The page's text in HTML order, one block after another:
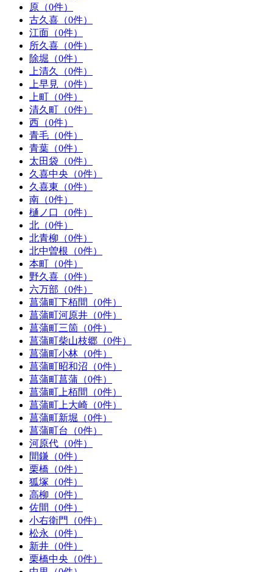
原（0件）
古久喜（0件）
江面（0件）
所久喜（0件）
除堀（0件）
上清久（0件）
上早見（0件）
上町（0件）
清久町（0件）
西（0件）
青毛（0件）
青葉（0件）
太田袋（0件）
久喜中央（0件）
久喜東（0件）
南（0件）
樋ノ口（0件）
北（0件）
北青柳（0件）
北中曽根（0件）
本町（0件）
野久喜（0件）
六万部（0件）
菖蒲町下栢間（0件）
菖蒲町河原井（0件）
菖蒲町三箇（0件）
菖蒲町柴山枝郷（0件）
菖蒲町小林（0件）
菖蒲町昭和沼（0件）
菖蒲町菖蒲（0件）
菖蒲町上栢間（0件）
菖蒲町上大崎（0件）
菖蒲町新堀（0件）
菖蒲町台（0件）
河原代（0件）
間鎌（0件）
栗橋（0件）
狐塚（0件）
高柳（0件）
佐間（0件）
小右衛門（0件）
松永（0件）
新井（0件）
栗橋中央（0件）